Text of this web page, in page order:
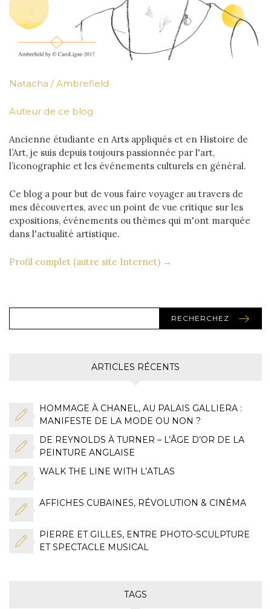
Natacha / Ambrefield
Auteur de ce blog
Ancienne étudiante en Arts appliqués et en Histoire de
l’Art, je suis depuis toujours passionnée par l'art,
l’iconographie et les événements culturels en général.
Ce blog a pour but de vous faire voyager au travers de
mes découvertes, avec un point de vue critique sur les
expositions, événements ou thèmes qui m'ont marquée
dans l'actualité artistique.
Profil complet (autre site Internet) →
RECHERCHEZ
ARTICLES RÉCENTS
HOMMAGE À CHANEL, AU PALAIS GALLIERA :
MANIFESTE DE LA MODE OU NON ?
DE REYNOLDS À TURNER – L’ÂGE D’OR DE LA
PEINTURE ANGLAISE
WALK THE LINE WITH L’ATLAS
AFFICHES CUBAINES, RÉVOLUTION & CINÉMA
PIERRE ET GILLES, ENTRE PHOTO-SCULPTURE
ET SPECTACLE MUSICAL
TAGS